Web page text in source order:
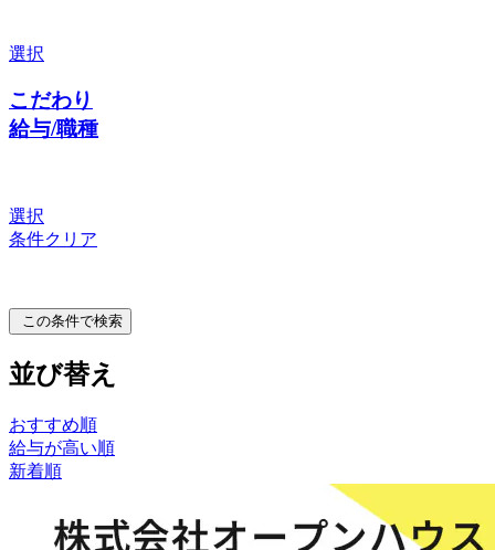
選択
こだわり
給与/職種
選択
条件クリア
この条件で検索
並び替え
おすすめ順
給与が高い順
新着順